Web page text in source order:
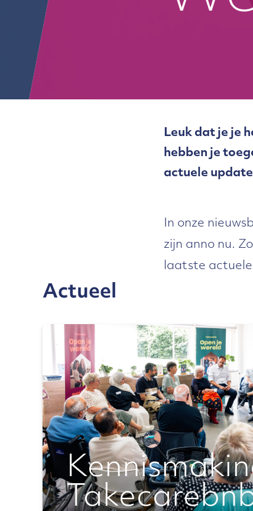
Leuk dat je je
hebben je
actuele
In onze
zijn anno nu.
laatste
Actueel